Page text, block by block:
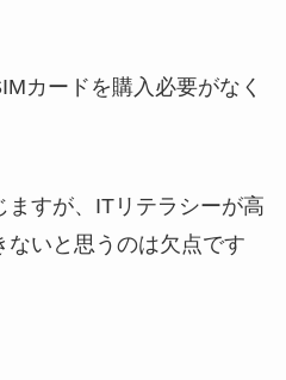
カードを購入必要がなく
ますが、ITリテラシーが高
ないと思うのは欠点です